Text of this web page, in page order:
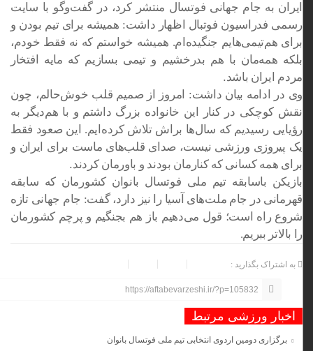
ایران به جام جهانی فوتسال منتشر کرد، در گفت‌وگو با سایت
رسمی فدراسیون فوتبال اظهار داشت: همیشه برای تیم بودن و
برای هم‌تیمی‌هایم جنگیده‌ام. همیشه خواستم که نه فقط خودم،
بلکه همه‌مان با هم بدرخشیم و تیمی بسازیم که مایه افتخار
مردم ایران باشد.
وی در ادامه بیان داشت: امروز از صمیم قلب خوش‌حالم، چون
نقش کوچکی در کنار این خانواده بزرگ داشتم و با هم‌دیگر به
رؤیایی رسیدیم که سال‌ها براش تلاش کرده‌ایم. این صعود فقط
یک پیروزی ورزشی نیست، صدای قلب‌های ماست برای ایران و
برای همه کسانی که کنارمان بودند و باورمان کردند.
بازیکن باسابقه تیم ملی فوتسال بانوان کشورمان که سابقه
قهرمانی در جام ملت‌های آسیا را نیز دارد، گفت: جام جهانی تازه
شروع راه است؛ قول می‌دهیم باز هم بجنگیم و پرچم کشورمان
را بالاتر ببریم.
به اشتراک بگذارید :
https://aftabevarzeshi.ir/?p=105832
اخبار ورزشی مرتبط
برگزاری دومین اردوی انتخابی تیم ملی فوتسال بانوان